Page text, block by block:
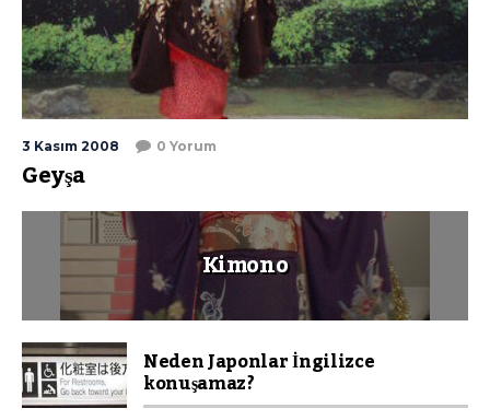
3 Kasım 2008 0 Yorum
Geyşa
Kimono
Neden Japonlar İngilizce
konuşamaz?